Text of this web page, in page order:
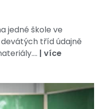
jedné škole ve
tříd údajně
| více